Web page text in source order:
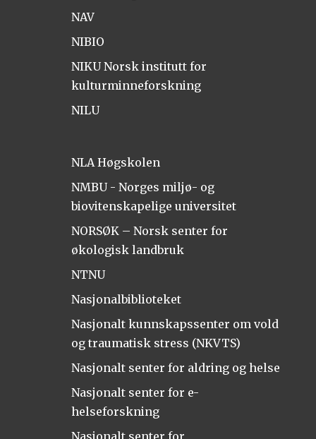
NAV
NIBIO
NIKU Norsk institutt for
kulturminneforskning
NILU
NLA Høgskolen
NMBU - Norges miljø- og
biovitenskapelige universitet
NORSØK – Norsk senter for
økologisk landbruk
NTNU
Nasjonalbiblioteket
Nasjonalt kunnskapssenter om vold
og traumatisk stress (NKVTS)
Nasjonalt senter for aldring og helse
Nasjonalt senter for e-
helseforskning
Nasjonalt senter for